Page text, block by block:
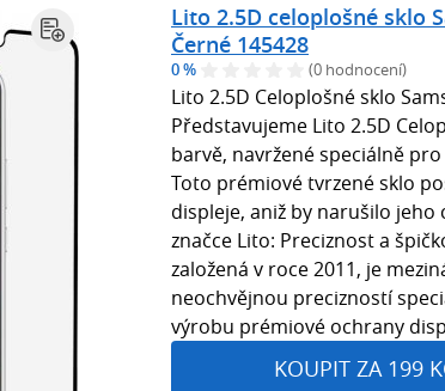
Lito 2.5D celoplošné sklo
Černé 145428
0 % (0 hodnocení)
Lito 2.5D Celoplošné sklo
Představujeme Lito 2.5D
barvě, navržené speciálně pro
Toto prémiové tvrzené sklo
displeje, aniž by narušilo jeho
značce Lito: Preciznost a
založená v roce 2011, je
neochvějnou precizností
výrobu prémiové ochrany
KOUPIT ZA 199